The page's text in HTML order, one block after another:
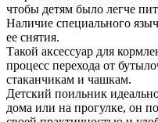
чтобы детям было легче
Наличие специального
ее снятия.
Такой аксессуар для
процесс перехода от
стаканчикам и чашкам.
Детский поильник
дома или на прогулке, он